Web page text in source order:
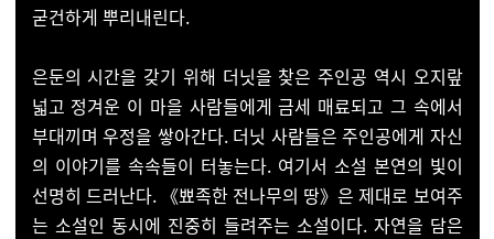
굳건하게 뿌리내린다.
은둔의 시간을 갖기 위해 더닛을 찾은 주인공 역시 오지랖
넓고 정겨운 이 마을 사람들에게 금세 매료되고 그 속에서
부대끼며 우정을 쌓아간다. 더닛 사람들은 주인공에게 자신
의 이야기를 속속들이 터놓는다. 여기서 소설 본연의 빛이
선명히 드러난다. 《뾰족한 전나무의 땅》은 제대로 보여주
는 소설인 동시에 진중히 들려주는 소설이다. 자연을 담은